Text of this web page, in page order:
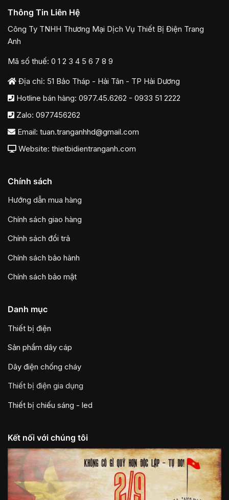
Thông Tin Liên Hệ
Công Ty TNHH Thương Mại Dịch Vụ Thiết Bị Điện Trang
Anh
Mã số thuế: 0 1 2 3 4 5 6 7 8 9
Địa chỉ: 51 Bảo Tháp - Hải Tân - TP Hải Dương
Hotline bán hàng: 0977.45.6262 - 0933 51 2222
Zalo: 0977456262
Email: tuan.tranganhhd@gmail.com
Website: thietbidientranganh.com
Chính sách
Hướng dẫn mua hàng
Chính sách giao hàng
Chính sách đổi trả
Chính sách bảo hành
Chính sách bảo mật
Danh mục
Thiết bị điện
Sản phẩm dây cáp
Dây điện chống cháy
Thiết bị điện gia dụng
Thiết bị chiếu sáng - led
Kết nối với chúng tôi